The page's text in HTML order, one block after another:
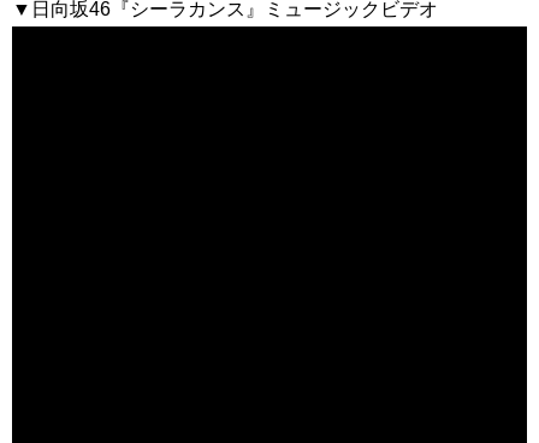
▼日向坂46『シーラカンス』ミュージックビデオ